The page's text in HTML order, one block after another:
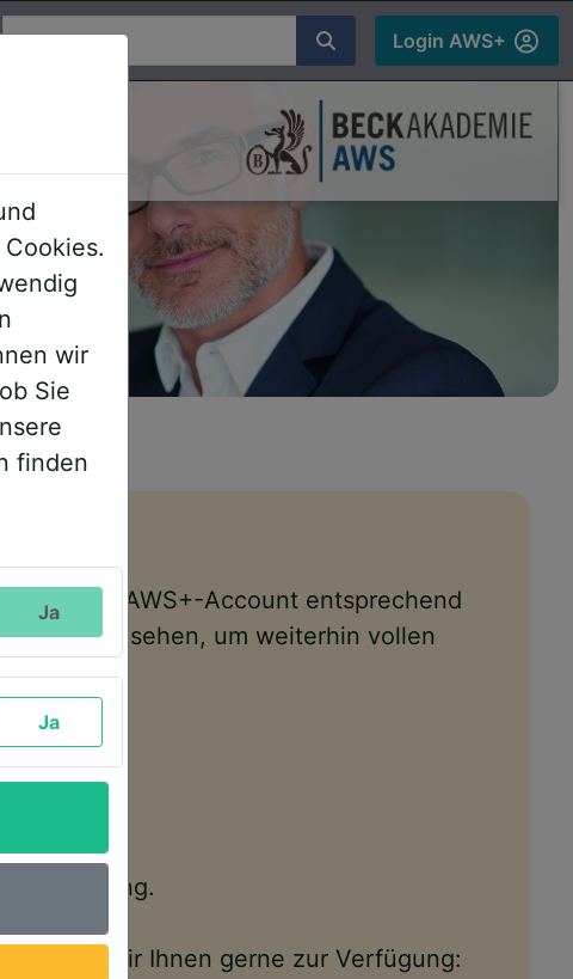
Suchen Login AWS+
und den AWS+-Account entsprechend
Mal sehen, um weiterhin vollen
Verfügung.
stehen wir Ihnen gerne zur Verfügung:
wir
Sie
finden
Ja
Ja